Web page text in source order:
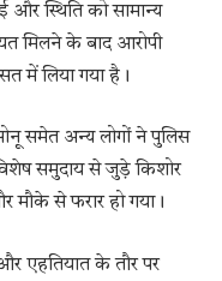
और स्थिति को सामान्य
मिलने के बाद आरोपी
में लिया गया है।
सोनू समेत अन्य लोगों ने पुलिस
समुदाय से जुड़े किशोर
मौके से फरार हो गया।
एहतियात के तौर पर